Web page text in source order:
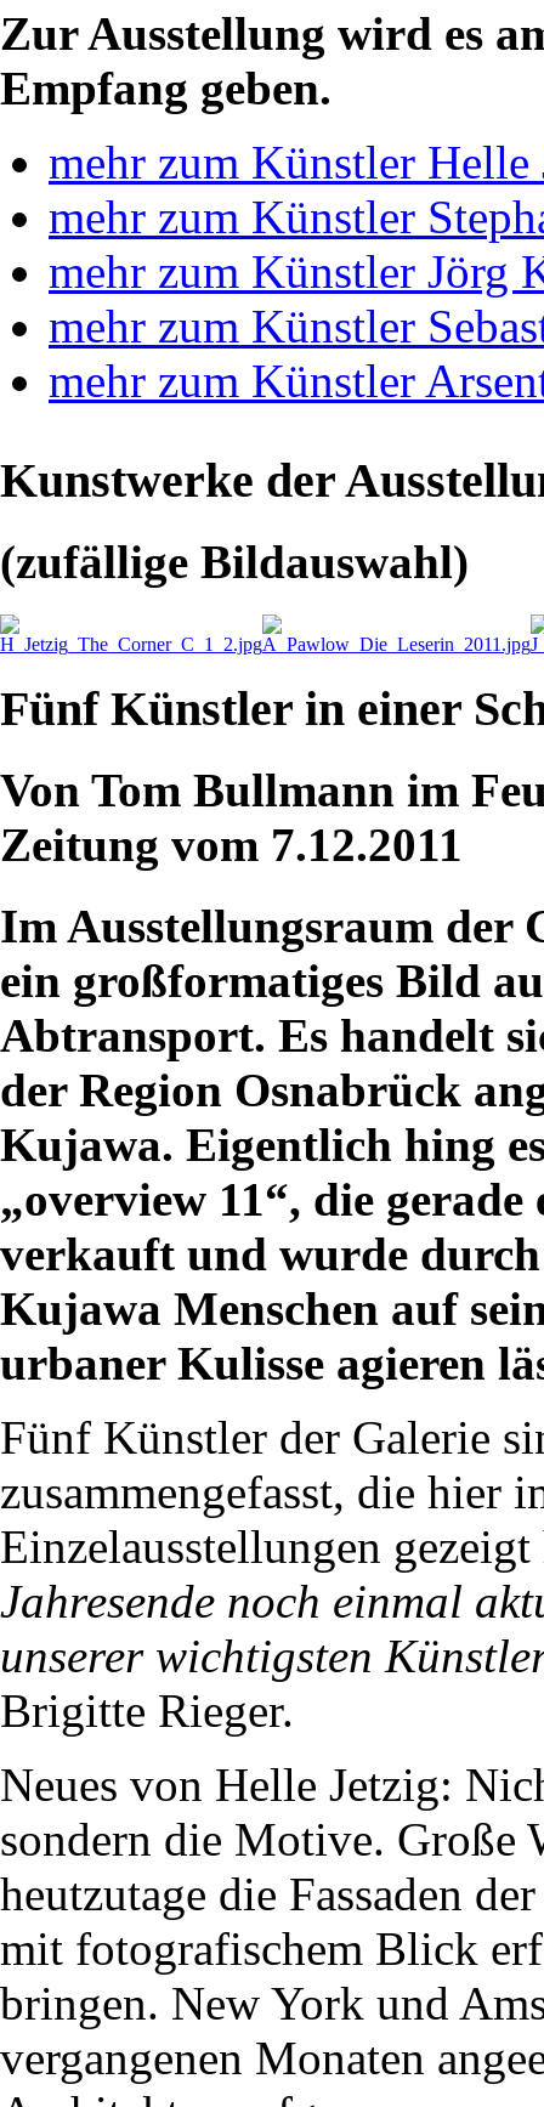
Zur Ausstellung wird es
Empfang geben.
mehr zum Künstler Helle
mehr zum Künstler
mehr zum Künstler Jörg
mehr zum Künstler
mehr zum Künstler
Kunstwerke der
(zufällige Bildauswahl)
Fünf Künstler in einer
Von Tom Bullmann im
Zeitung vom 7.12.2011
Im Ausstellungsraum der
ein großformatiges Bild
Abtransport. Es handelt
der Region Osnabrück
Kujawa. Eigentlich hing
„overview 11“, die
verkauft und wurde durch
Kujawa Menschen auf
urbaner Kulisse agieren
Fünf Künstler der Galerie
zusammengefasst, die hier
Einzelausstellungen
Jahresende noch einmal
unserer wichtigsten
Brigitte Rieger.
Neues von Helle Jetzig:
sondern die Motive. Große
heutzutage die Fassaden
mit fotografischem Blick
bringen. New York und
vergangenen Monaten